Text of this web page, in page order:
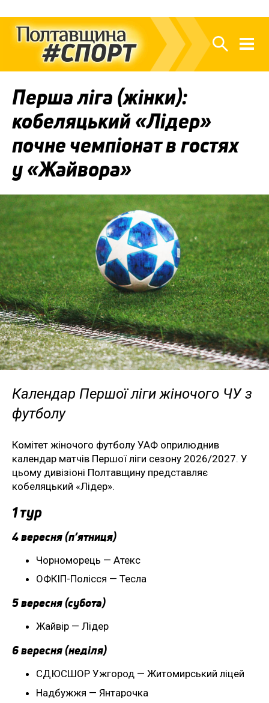
Перша ліга (жінки):
кобеляцький «Лідер»
почне чемпіонат в гостях
у «Жайвора»
Календар Першої ліги жіночого ЧУ з
футболу
Комітет жіночого футболу УАФ оприлюднив
календар матчів Першої ліги сезону 2026/2027. У
цьому дивізіоні Полтавщину представляє
кобеляцький «Лідер».
1 тур
4 вересня (п’ятниця)
Чорноморець — Атекс
ОФКІП-Полісся — Тесла
5 вересня (субота)
Жайвір — Лідер
6 вересня (неділя)
СДЮСШОР Ужгород — Житомирський ліцей
Надбужжя — Янтарочка